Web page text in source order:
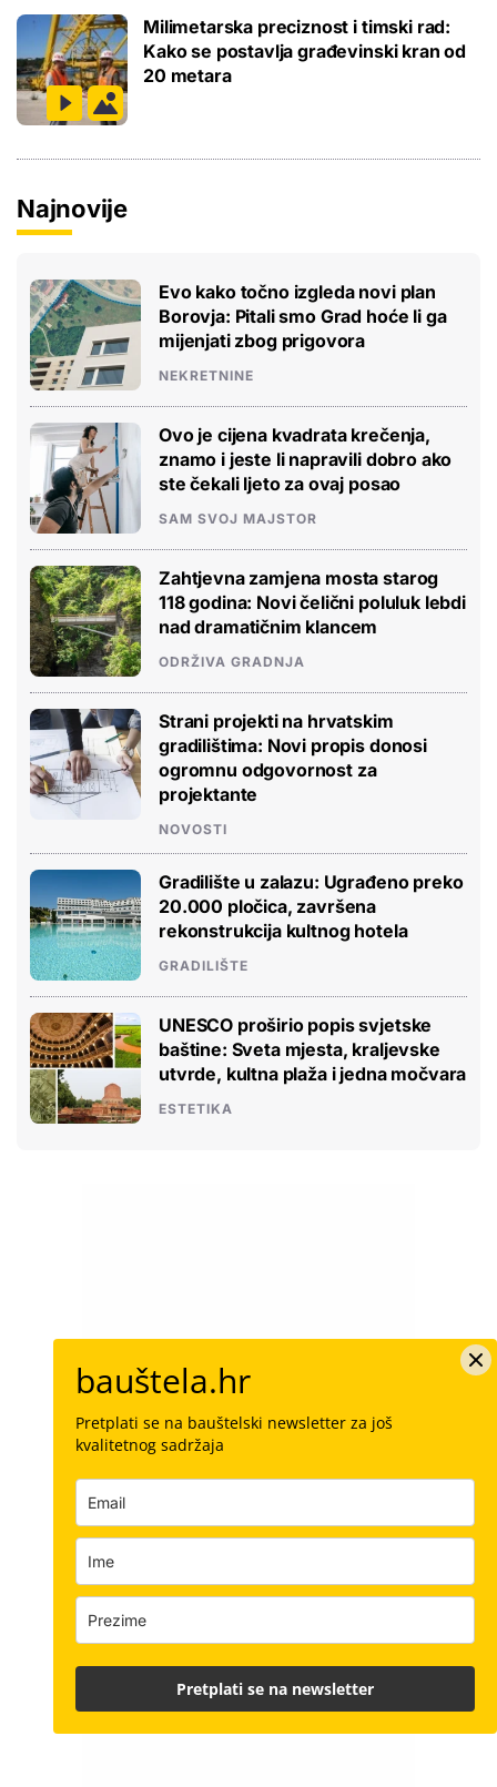
Milimetarska preciznost i timski rad:
Kako se postavlja građevinski kran od
20 metara
Najnovije
Evo kako točno izgleda novi plan
Borovja: Pitali smo Grad hoće li ga
mijenjati zbog prigovora
NEKRETNINE
Ovo je cijena kvadrata krečenja,
znamo i jeste li napravili dobro ako
ste čekali ljeto za ovaj posao
SAM SVOJ MAJSTOR
Zahtjevna zamjena mosta starog
118 godina: Novi čelični poluluk lebdi
nad dramatičnim klancem
ODRŽIVA GRADNJA
Strani projekti na hrvatskim
gradilištima: Novi propis donosi
ogromnu odgovornost za
projektante
NOVOSTI
Gradilište u zalazu: Ugrađeno preko
20.000 pločica, završena
rekonstrukcija kultnog hotela
GRADILIŠTE
UNESCO proširio popis svjetske
baštine: Sveta mjesta, kraljevske
utvrde, kultna plaža i jedna močvara
ESTETIKA
bauštela.hr
Pretplati se na bauštelski newsletter za još
kvalitetnog sadržaja
Pretplati se na newsletter